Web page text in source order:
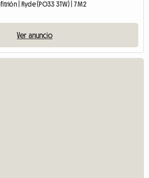
| Ryde (PO33 3TW) | 7 M2
Ver anuncio